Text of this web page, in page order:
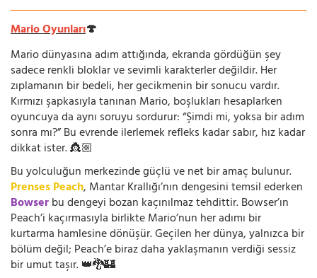
Mario Oyunları🍄
Mario dünyasına adım attığında, ekranda gördüğün şey
sadece renkli bloklar ve sevimli karakterler değildir. Her
zıplamanın bir bedeli, her gecikmenin bir sonucu vardır.
Kırmızı şapkasıyla tanınan Mario, boşlukları hesaplarken
oyuncuya da aynı soruyu sordurur: “Şimdi mi, yoksa bir adım
sonra mı?” Bu evrende ilerlemek refleks kadar sabır, hız kadar
dikkat ister. 👸🏼
Bu yolculuğun merkezinde güçlü ve net bir amaç bulunur.
Prenses Peach, Mantar Krallığı’nın dengesini temsil ederken
Bowserbu dengeyi bozan kaçınılmaz tehdittir. Bowser’ın
Peach’i kaçırmasıyla birlikte Mario’nun her adımı bir
kurtarma hamlesine dönüşür. Geçilen her dünya, yalnızca bir
bölüm değil; Peach’e biraz daha yaklaşmanın verdiği sessiz
bir umut taşır. 👑🐉🏰